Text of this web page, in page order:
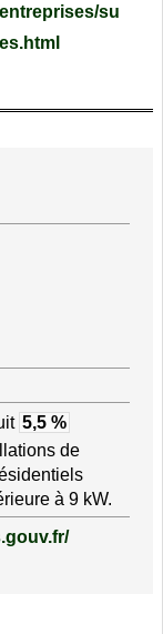
su
5,5 %
de
à 9 kW.